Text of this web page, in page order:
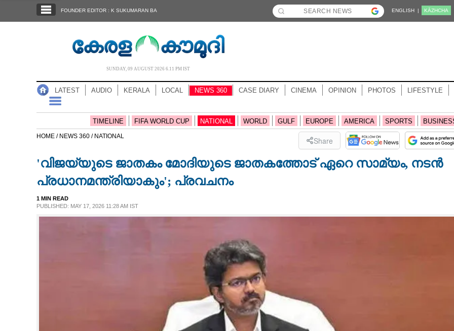
NOTIFIED NEWS
CASE DIARY
FOUNDER EDITOR : K SUKUMARAN BA ENGLISH | KĀZHCHA
SUNDAY, 09 AUGUST 2026 6.11 PM IST
LATEST AUDIO KERALA LOCAL NEWS 360 CASE DIARY CINEMA OPINION PHOTOS LIFESTYLE
TIMELINE FIFA WORLD CUP NATIONAL WORLD GULF EUROPE AMERICA SPORTS
HOME / NEWS 360 / NATIONAL Share
'വിജയ്‌യുടെ ജാതകം മോദിയുടെ ജാതകത്തോട് ഏറെ സാമ്യം, നടൻ
പ്രധാനമന്ത്രിയാകും'; പ്രവചനം
1 MIN READ
PUBLISHED: MAY 17, 2026 11:28 AM IST